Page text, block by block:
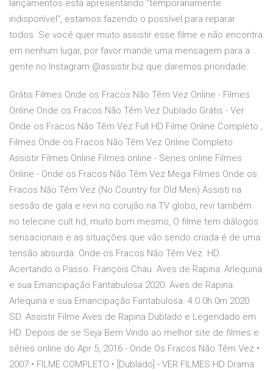
lançamentos está apresentando "temporariamente
indisponível", estamos fazendo o possível para reparar
todos. Se você quer muito assistir esse filme e não encontra
em nenhum lugar, por favor mande uma mensagem para a
gente no Instagram @assistir.biz que daremos prioridade.
Grátis Filmes Onde os Fracos Não Têm Vez Online - Filmes
Online Onde os Fracos Não Têm Vez Dublado Grátis - Ver
Onde os Fracos Não Têm Vez Full HD Filme Online Completo ,
Filmes Onde os Fracos Não Têm Vez Online Completo
Assistir Filmes Online Filmes online - Series online Filmes
Online - Onde os Fracos Não Têm Vez Mega Filmes Onde os
Fracos Não Têm Vez (No Country for Old Men) Assisti na
sessão de gala e revi no corujão na TV globo, revi também
no telecine cult hd, muito bom mesmo, O filme tem diálogos
sensacionais e as situações que vão sendo criada é de uma
tensão absurda. Onde os Fracos Não Têm Vez. HD.
Acertando o Passo. François Chau. Aves de Rapina: Arlequina
e sua Emancipação Fantabulosa 2020. Aves de Rapina:
Arlequina e sua Emancipação Fantabulosa. 4.0 0h 0m 2020
SD. Assistir Filme Aves de Rapina Dublado e Legendado em
HD. Depois de se Seja Bem Vindo ao melhor site de filmes e
séries online do Apr 5, 2016 - Onde Os Fracos Não Têm Vez •
2007 • FILME COMPLETO • [Dublado] - VER FILMES HD Drama